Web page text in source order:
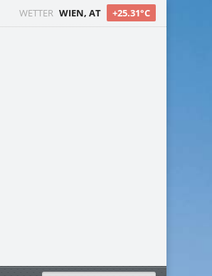
WETTER WIEN, AT +25.31°C